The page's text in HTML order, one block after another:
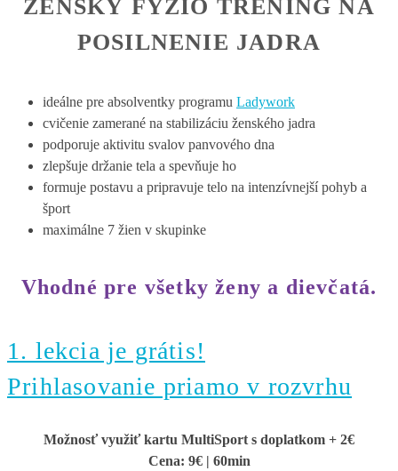
ŽENSKÝ FYZIO TRÉNING NA
POSILNENIE JADRA
ideálne pre absolventky programu Ladywork
cvičenie zamerané na stabilizáciu ženského jadra
podporuje aktivitu svalov panvového dna
zlepšuje držanie tela a spevňuje ho
formuje postavu a pripravuje telo na intenzívnejší pohyb a
šport
maximálne 7 žien v skupinke
Vhodné pre všetky ženy a dievčatá.
1. lekcia je grátis!
Prihlasovanie priamo v rozvrhu
Možnosť využiť kartu MultiSport s doplatkom + 2€
Cena: 9€ | 60min